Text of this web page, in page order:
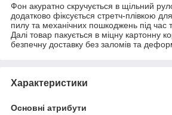
Фон акуратно скручується в щільний
додатково фіксується стретч-плівкою
пилу та механічних пошкоджень під час
Далі товар пакується в міцну картонну
безпечну доставку без заломів та
Характеристики
Основні атрибути